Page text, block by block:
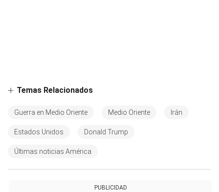
Temas Relacionados
Guerra en Medio Oriente Medio Oriente Irán
Estados Unidos Donald Trump
Últimas noticias América
PUBLICIDAD